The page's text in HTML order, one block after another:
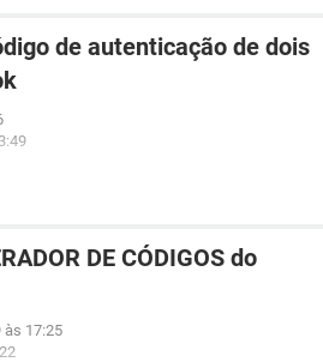
de autenticação de dois
DE CÓDIGOS do
às 17:25